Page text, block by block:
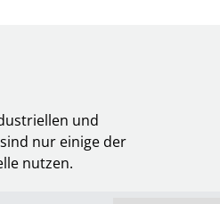
und
nur einige der
nutzen.